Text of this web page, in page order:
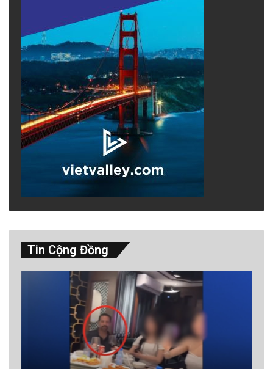
chúng ta đều có xu hướng ẩn sau những chiếc
mặt nạ. Thật không may, sự che giấu này chỉ
khiến sự cô đơn trở nên tồi tệ hơn vì nó càng
xa lánh và ngắt kết nối bạn với người khác.
Những người cô đơn có thể gặp khó khăn
trong việc truyền đạt cảm xúc của họ.
advertisement
Tin Cộng Đồng